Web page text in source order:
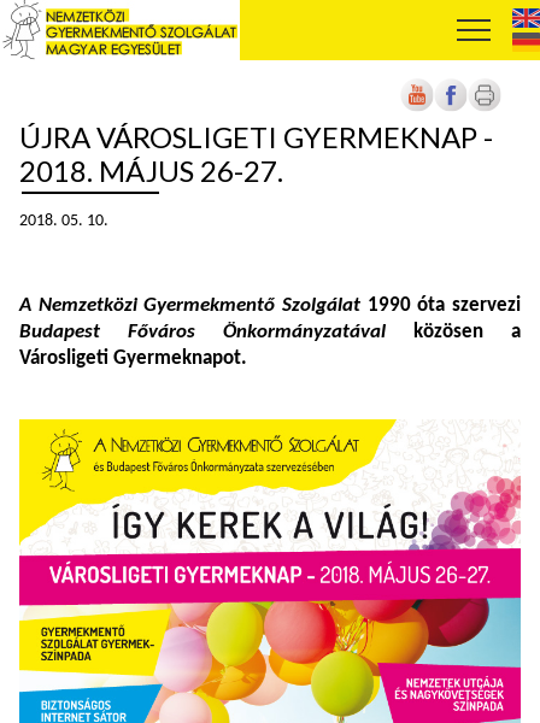
ÚJRA VÁROSLIGETI GYERMEKNAP -
2018. MÁJUS 26-27.
2018. 05. 10.
A Nemzetközi Gyermekmentő Szolgálat 1990 óta szervezi
Budapest Főváros Önkormányzatával közösen a
Városligeti Gyermeknapot.